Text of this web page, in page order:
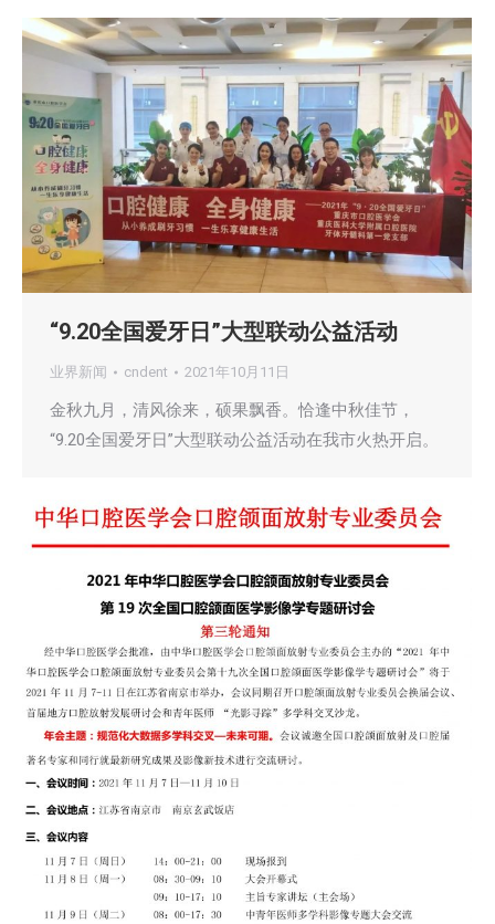
“9.20全国爱牙日”大型联动公益活动
业界新闻 cndent 2021年10月11日
金秋九月，清风徐来，硕果飘香。恰逢中秋佳节，
“9.20全国爱牙日”大型联动公益活动在我市火热开启。